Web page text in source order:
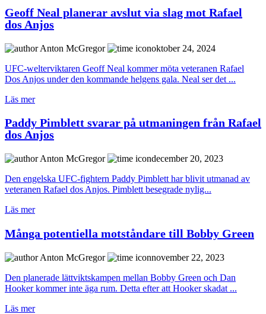
Geoff Neal planerar avslut via slag mot Rafael
dos Anjos
Anton McGregor
oktober 24, 2024
UFC-welterviktaren Geoff Neal kommer möta veteranen Rafael
Dos Anjos under den kommande helgens gala. Neal ser det ...
Läs mer
Paddy Pimblett svarar på utmaningen från Rafael
dos Anjos
Anton McGregor
december 20, 2023
Den engelska UFC-fightern Paddy Pimblett har blivit utmanad av
veteranen Rafael dos Anjos. Pimblett besegrade nylig...
Läs mer
Många potentiella motståndare till Bobby Green
Anton McGregor
november 22, 2023
Den planerade lättviktskampen mellan Bobby Green och Dan
Hooker kommer inte äga rum. Detta efter att Hooker skadat ...
Läs mer